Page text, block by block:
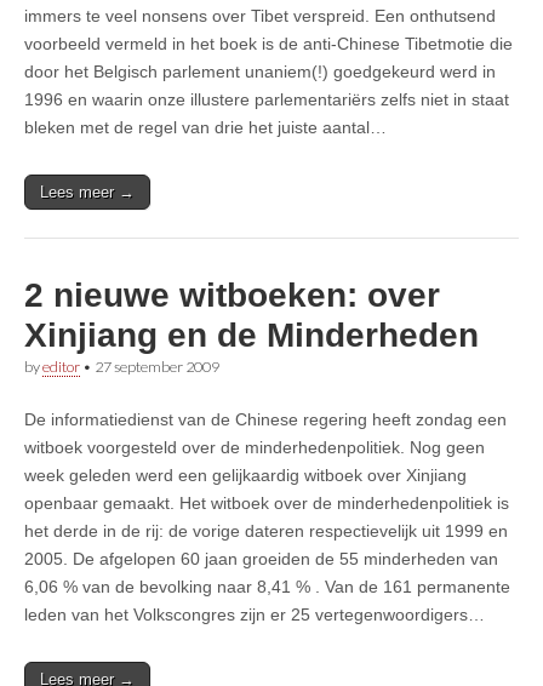
immers te veel nonsens over Tibet verspreid. Een onthutsend
voorbeeld vermeld in het boek is de anti-Chinese Tibetmotie die
door het Belgisch parlement unaniem(!) goedgekeurd werd in
1996 en waarin onze illustere parlementariërs zelfs niet in staat
bleken met de regel van drie het juiste aantal…
Lees meer →
2 nieuwe witboeken: over
Xinjiang en de Minderheden
byeditor • 27 september 2009
De informatiedienst van de Chinese regering heeft zondag een
witboek voorgesteld over de minderhedenpolitiek. Nog geen
week geleden werd een gelijkaardig witboek over Xinjiang
openbaar gemaakt. Het witboek over de minderhedenpolitiek is
het derde in de rij: de vorige dateren respectievelijk uit 1999 en
2005. De afgelopen 60 jaan groeiden de 55 minderheden van
6,06 % van de bevolking naar 8,41 % . Van de 161 permanente
leden van het Volkscongres zijn er 25 vertegenwoordigers…
Lees meer →